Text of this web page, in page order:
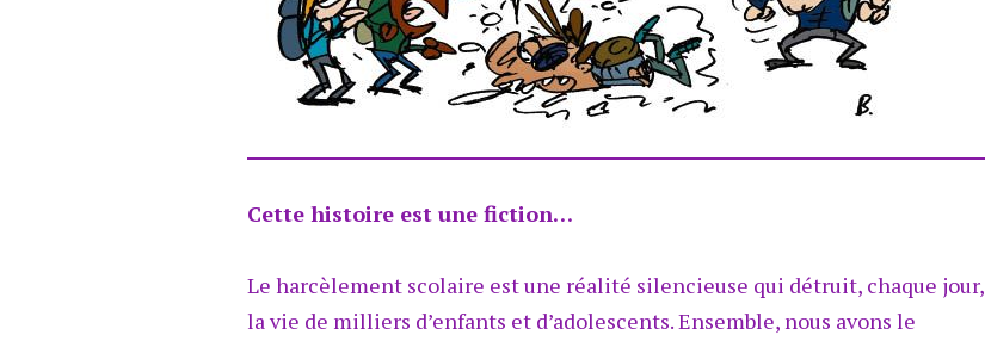
Cette histoire est une fiction…
Le harcèlement scolaire est une réalité silencieuse qui détruit, chaque jour,
la vie de milliers d’enfants et d’adolescents. Ensemble, nous avons le